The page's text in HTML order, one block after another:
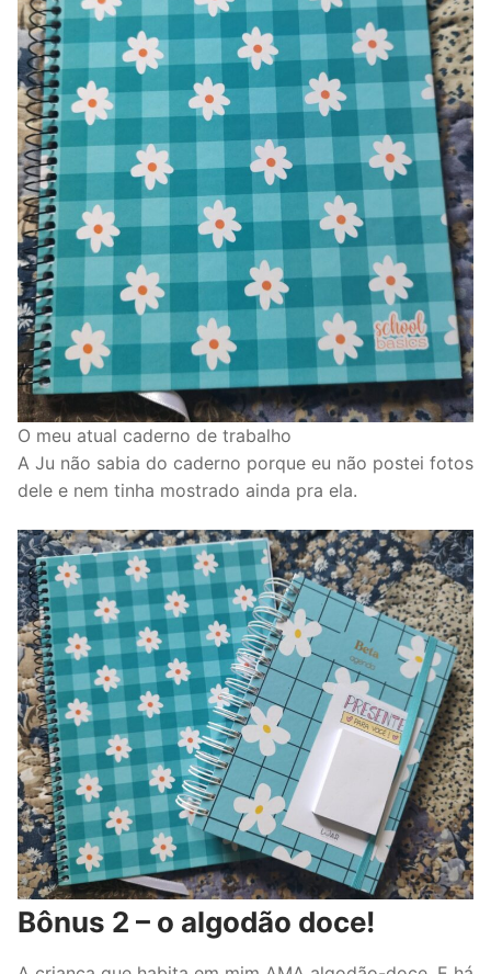
O meu atual caderno de trabalho
A Ju não sabia do caderno porque eu não postei fotos
dele e nem tinha mostrado ainda pra ela.
Bônus 2 – o algodão doce!